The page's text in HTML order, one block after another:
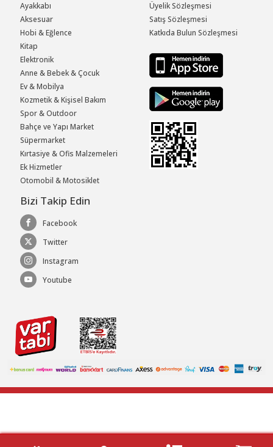
Ayakkabı
Aksesuar
Hobi & Eğlence
Kitap
Elektronik
Anne & Bebek & Çocuk
Ev & Mobilya
Kozmetik & Kişisel Bakım
Spor & Outdoor
Bahçe ve Yapı Market
Süpermarket
Kırtasiye & Ofis Malzemeleri
Ek Hizmetler
Otomobil & Motosiklet
Üyelik Sözleşmesi
Satış Sözleşmesi
Katkıda Bulun Sözleşmesi
Bizi Takip Edin
Facebook
Twitter
Instagram
Youtube